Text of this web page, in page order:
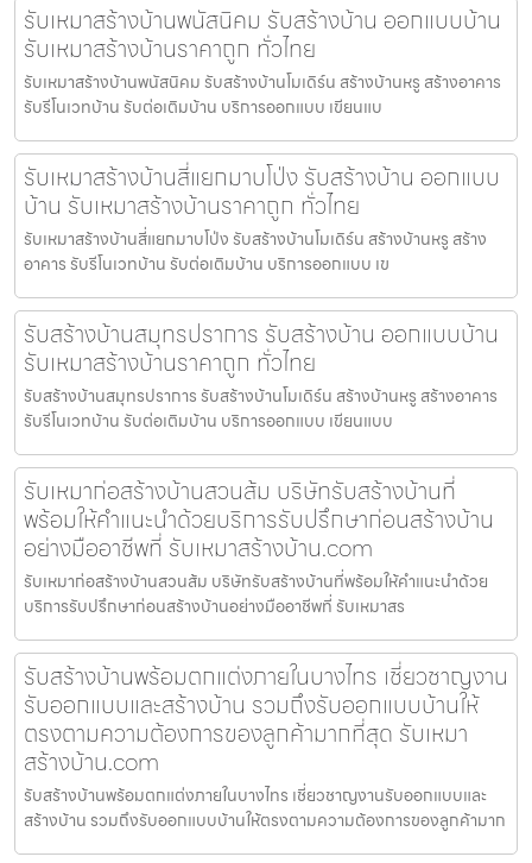
รับเหมาสร้างบ้านพนัสนิคม รับสร้างบ้าน ออกแบบบ้าน
รับเหมาสร้างบ้านราคาถูก ทั่วไทย
รับเหมาสร้างบ้านพนัสนิคม รับสร้างบ้านโมเดิร์น สร้างบ้านหรู สร้างอาคาร
รับรีโนเวทบ้าน รับต่อเติมบ้าน บริการออกแบบ เขียนแบ
รับเหมาสร้างบ้านสี่แยกมาบโป่ง รับสร้างบ้าน ออกแบบ
บ้าน รับเหมาสร้างบ้านราคาถูก ทั่วไทย
รับเหมาสร้างบ้านสี่แยกมาบโป่ง รับสร้างบ้านโมเดิร์น สร้างบ้านหรู สร้าง
อาคาร รับรีโนเวทบ้าน รับต่อเติมบ้าน บริการออกแบบ เข
รับสร้างบ้านสมุทรปราการ รับสร้างบ้าน ออกแบบบ้าน
รับเหมาสร้างบ้านราคาถูก ทั่วไทย
รับสร้างบ้านสมุทรปราการ รับสร้างบ้านโมเดิร์น สร้างบ้านหรู สร้างอาคาร
รับรีโนเวทบ้าน รับต่อเติมบ้าน บริการออกแบบ เขียนแบบ
รับเหมาก่อสร้างบ้านสวนส้ม บริษัทรับสร้างบ้านที่
พร้อมให้คำแนะนำด้วยบริการรับปรึกษาก่อนสร้างบ้าน
อย่างมืออาชีพที่ รับเหมาสร้างบ้าน.com
รับเหมาก่อสร้างบ้านสวนส้ม บริษัทรับสร้างบ้านที่พร้อมให้คำแนะนำด้วย
บริการรับปรึกษาก่อนสร้างบ้านอย่างมืออาชีพที่ รับเหมาสร
รับสร้างบ้านพร้อมตกแต่งภายในบางไทร เชี่ยวชาญงาน
รับออกแบบและสร้างบ้าน รวมถึงรับออกแบบบ้านให้
ตรงตามความต้องการของลูกค้ามากที่สุด รับเหมา
สร้างบ้าน.com
รับสร้างบ้านพร้อมตกแต่งภายในบางไทร เชี่ยวชาญงานรับออกแบบและ
สร้างบ้าน รวมถึงรับออกแบบบ้านให้ตรงตามความต้องการของลูกค้ามาก